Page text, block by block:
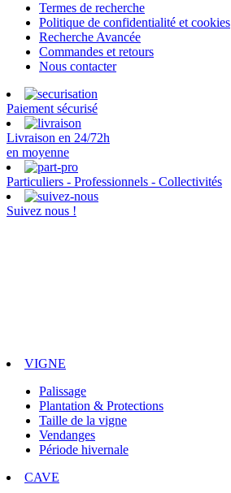
Termes de recherche
Politique de confidentialité et cookies
Recherche Avancée
Commandes et retours
Nous contacter
Paiement sécurisé
Livraison en 24/72h
en moyenne
Particuliers - Professionnels - Collectivités
Suivez nous !
VIGNE
Palissage
Plantation & Protections
Taille de la vigne
Vendanges
Période hivernale
CAVE